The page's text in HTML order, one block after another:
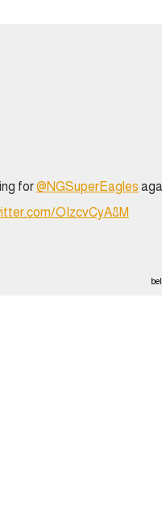
for@NGSuperEagles
OIzcvCyA8M